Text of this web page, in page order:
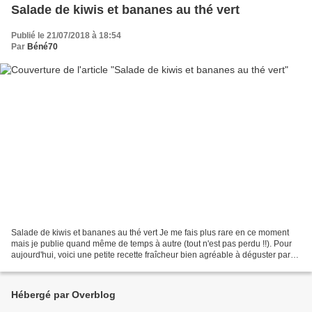
Salade de kiwis et bananes au thé vert
Publié le 21/07/2018 à 18:54
Par Béné70
Salade de kiwis et bananes au thé vert Je me fais plus rare en ce moment
mais je publie quand même de temps à autre (tout n'est pas perdu !!). Pour
aujourd'hui, voici une petite recette fraîcheur bien agréable à déguster par
Hébergé par Overblog